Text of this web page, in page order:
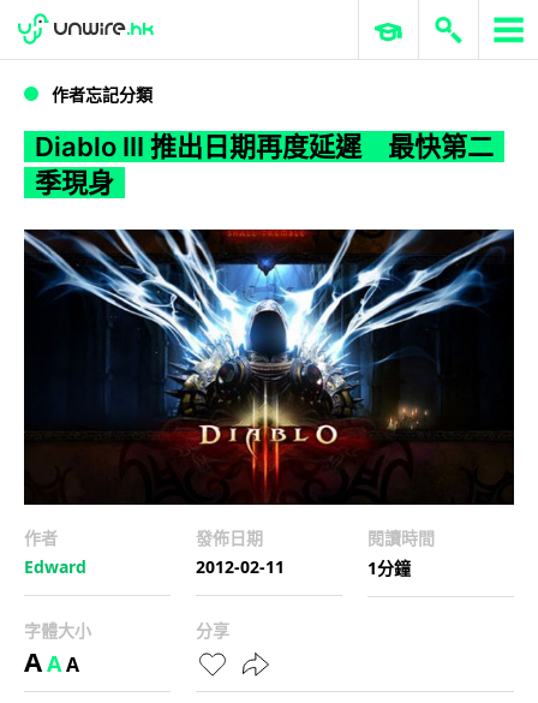
WWDC 2026 ERP 與商業 AI
作者忘記分類
Diablo III 推出日期再度延遲 最快第二
季現身
作者
Edward
發佈日期
2012-02-11
閱讀時間
1分鐘
字體大小
AAA
分享